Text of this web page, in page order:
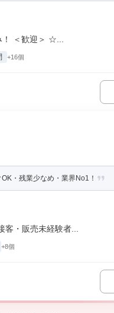
＜歓迎＞ ☆...
+16個
・残業少なめ・業界No1！
・販売未経験者...
+8個